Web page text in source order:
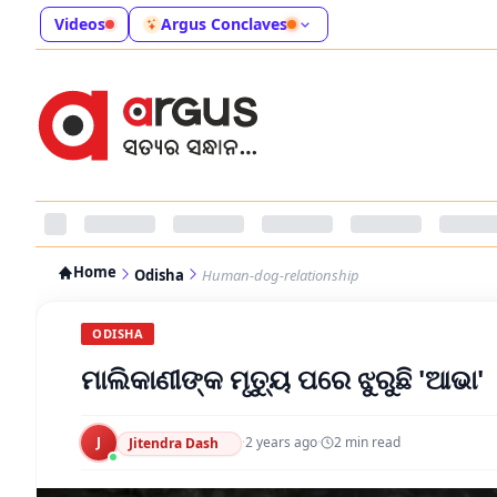
Videos Argus Conclaves
Home Odisha Human-dog-relationship
ODISHA
ମାଲିକାଣୀଙ୍କ ମୃତ୍ୟୁ ପରେ ଝୁରୁଛି 'ଆଭା'
J Jitendra Dash ·2 years ago· 2 min read